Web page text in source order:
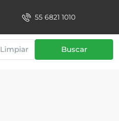
55 6821 1010
Limpiar Buscar